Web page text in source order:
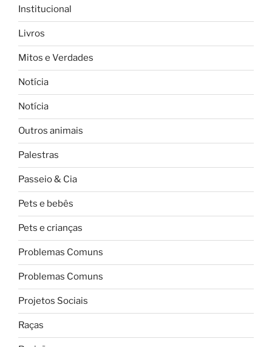
Institucional
Livros
Mitos e Verdades
Notícia
Notícia
Outros animais
Palestras
Passeio & Cia
Pets e bebês
Pets e crianças
Problemas Comuns
Problemas Comuns
Projetos Sociais
Raças